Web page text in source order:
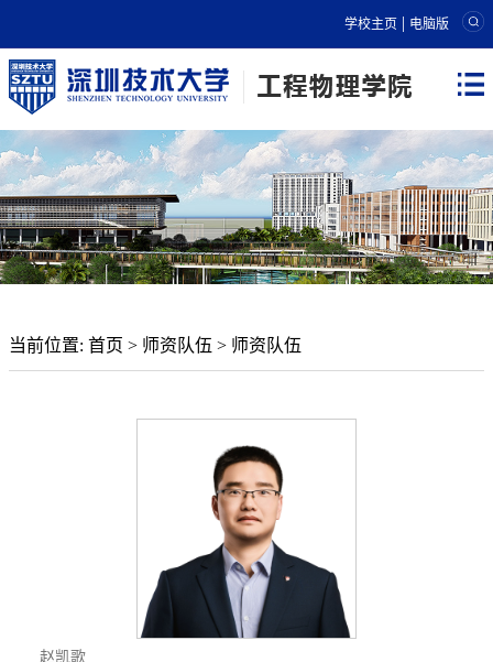
学校主页 | 电脑版
当前位置: 首页 > 师资队伍 > 师资队伍
赵凯歌